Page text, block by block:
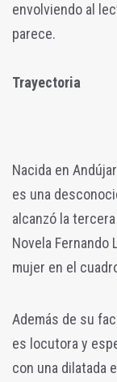
envolviendo al
parece.
Trayectoria
Nacida en
es una
alcanzó la
Novela Fernando
mujer en el
Además de su
es locutora y
con una dilatada